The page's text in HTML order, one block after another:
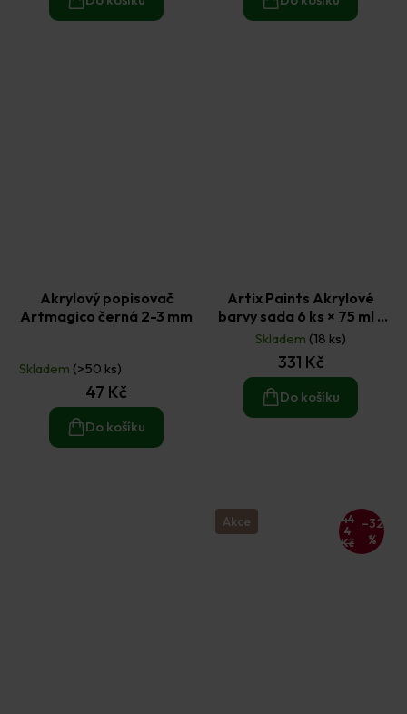
Akrylový popisovač
Artmagico černá 2-3 mm
hodnocení
produktu
Skladem (>50 ks)
47 Kč
Do košíku
Artix Paints Akrylové
barvy sada 6 ks × 75 ml -
metalický mix
Skladem (18 ks)
331 Kč
Do košíku
Akce
44
4
Kč
–32
%